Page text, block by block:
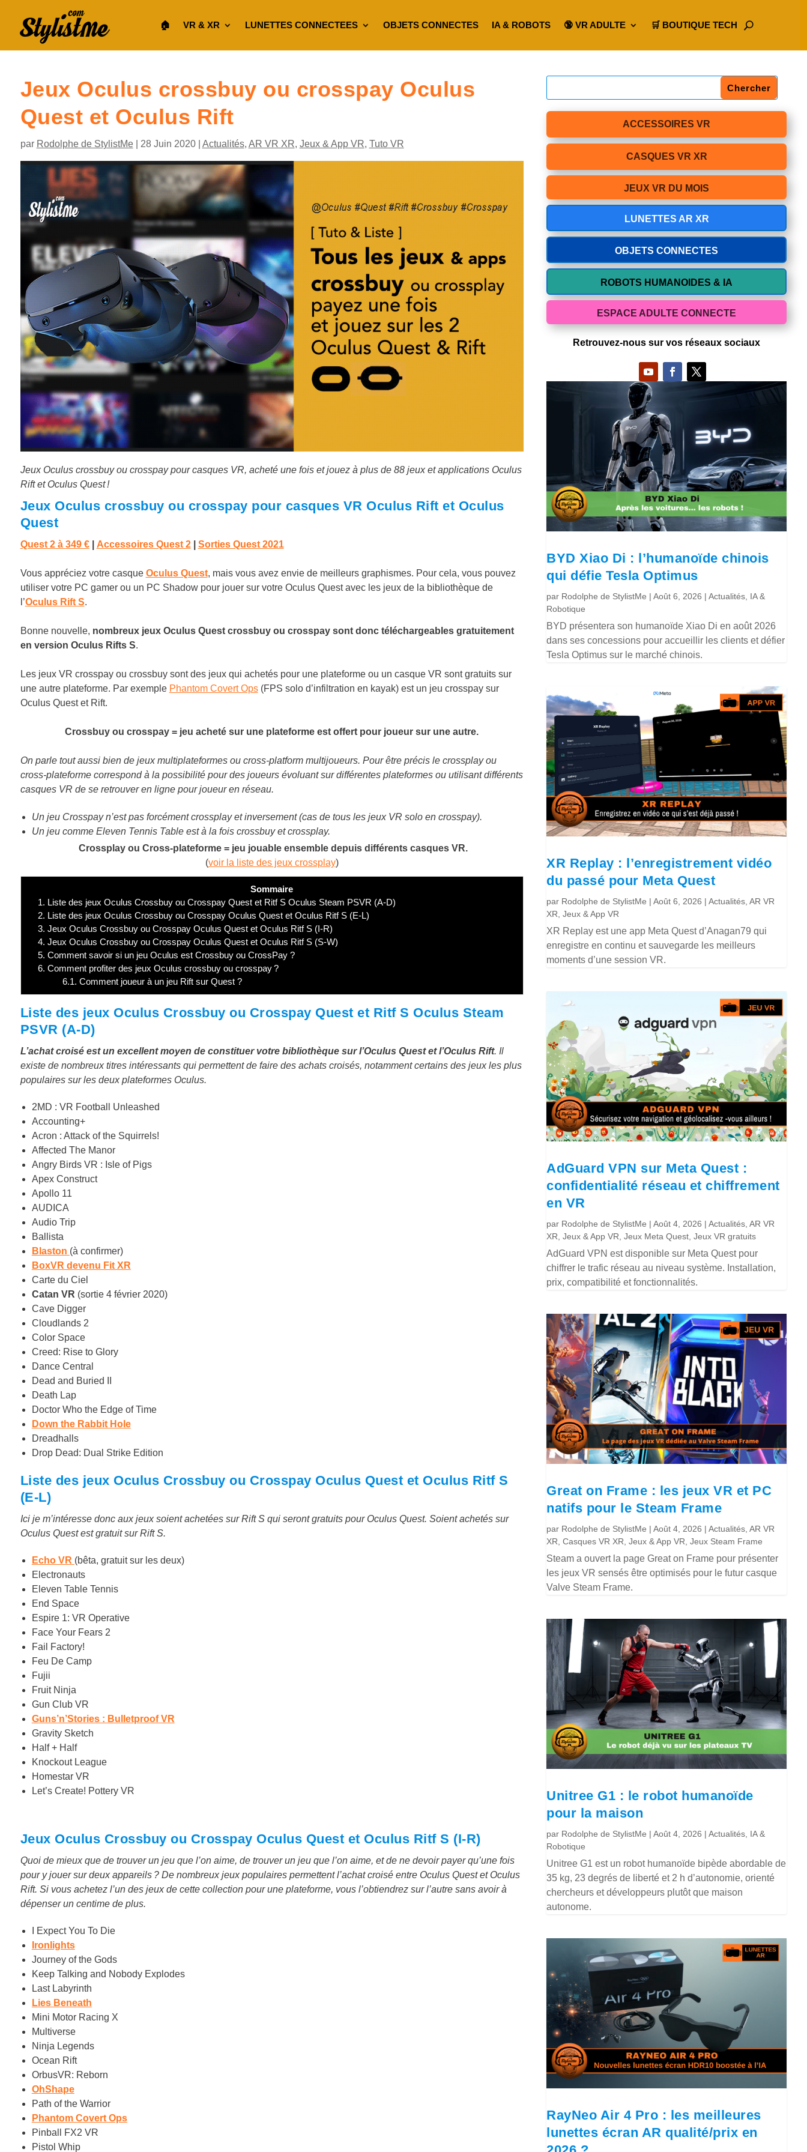
🏠︎ VR & XR LUNETTES CONNECTEES OBJETS CONNECTES IA & ROBOTS 🔞 VR ADULTE 🛒 BOUTIQUE TECH
Jeux Oculus crossbuy ou crosspay Oculus
Quest et Oculus Rift
par Rodolphe de StylistMe| 28 Juin 2020| Actualités, AR VR XR, Jeux & App VR, Tuto VR
Jeux Oculus crossbuy ou crosspay pour casques VR, acheté une fois et jouez à plus de 88 jeux et applications Oculus
Rift et Oculus Quest !
Jeux Oculus crossbuy ou crosspay pour casques VR Oculus Rift et Oculus
Quest
Quest 2 à 349 €| Accessoires Quest 2 Sorties Quest 2021
Vous appréciez votre casque Oculus Quest, mais vous avez envie de meilleurs graphismes. Pour cela, vous pouvez
utiliser votre PC gamer ou un PC Shadow pour jouer sur votre Oculus Quest avec les jeux de la bibliothèque de
l’Oculus Rift S.
Bonne nouvelle, nombreux jeux Oculus Quest crossbuy ou crosspay sont donc téléchargeables gratuitement
en version Oculus Rifts S.
Les jeux VR crosspay ou crossbuy sont des jeux qui achetés pour une plateforme ou un casque VR sont gratuits sur
une autre plateforme. Par exemple Phantom Covert Ops(FPS solo d’infiltration en kayak) est un jeu crosspay sur
Oculus Quest et Rift.
Crossbuy ou crosspay = jeu acheté sur une plateforme est offert pour joueur sur une autre.
On parle tout aussi bien de jeux multiplateformes ou cross-platform multijoueurs. Pour être précis le crossplay ou
cross-plateforme correspond à la possibilité pour des joueurs évoluant sur différentes plateformes ou utilisant différents
casques VR de se retrouver en ligne pour joueur en réseau.
Un jeu Crosspay n’est pas forcément crossplay et inversement (cas de tous les jeux VR solo en crosspay).
Un jeu comme Eleven Tennis Table est à la fois crossbuy et crossplay.
Crossplay ou Cross-plateforme = jeu jouable ensemble depuis différents casques VR.
(voir la liste des jeux crossplay)
Sommaire
1. Liste des jeux Oculus Crossbuy ou Crosspay Quest et Ritf S Oculus Steam PSVR (A-D)
2. Liste des jeux Oculus Crossbuy ou Crosspay Oculus Quest et Oculus Ritf S (E-L)
3. Jeux Oculus Crossbuy ou Crosspay Oculus Quest et Oculus Ritf S (I-R)
4. Jeux Oculus Crossbuy ou Crosspay Oculus Quest et Oculus Ritf S (S-W)
5. Comment savoir si un jeu Oculus est Crossbuy ou CrossPay ?
6. Comment profiter des jeux Oculus crossbuy ou crosspay ?
6.1. Comment joueur à un jeu Rift sur Quest ?
Liste des jeux Oculus Crossbuy ou Crosspay Quest et Ritf S Oculus Steam
PSVR (A-D)
L’achat croisé est un excellent moyen de constituer votre bibliothèque sur l’Oculus Quest et l’Oculus Rift. Il
existe de nombreux titres intéressants qui permettent de faire des achats croisés, notamment certains des jeux les plus
populaires sur les deux plateformes Oculus.
2MD : VR Football Unleashed
Accounting+
Acron : Attack of the Squirrels!
Affected The Manor
Angry Birds VR : Isle of Pigs
Apex Construct
Apollo 11
AUDICA
Audio Trip
Ballista
Blaston (à confirmer)
BoxVR devenu Fit XR
Carte du Ciel
Catan VR (sortie 4 février 2020)
Cave Digger
Cloudlands 2
Color Space
Creed: Rise to Glory
Dance Central
Dead and Buried II
Death Lap
Doctor Who the Edge of Time
Down the Rabbit Hole
Dreadhalls
Drop Dead: Dual Strike Edition
Liste des jeux Oculus Crossbuy ou Crosspay Oculus Quest et Oculus Ritf S
(E-L)
Ici je m’intéresse donc aux jeux soient achetées sur Rift S qui seront gratuits pour Oculus Quest. Soient achetés sur
Oculus Quest est gratuit sur Rift S.
Echo VR (bêta, gratuit sur les deux)
Electronauts
Eleven Table Tennis
End Space
Espire 1: VR Operative
Face Your Fears 2
Fail Factory!
Feu De Camp
Fujii
Fruit Ninja
Gun Club VR
Guns’n’Stories : Bulletproof VR
Gravity Sketch
Half + Half
Knockout League
Homestar VR
Let’s Create! Pottery VR
Jeux Oculus Crossbuy ou Crosspay Oculus Quest et Oculus Ritf S (I-R)
Quoi de mieux que de trouver un jeu que l’on aime, de trouver un jeu que l’on aime, et de ne devoir payer qu’une fois
pour y jouer sur deux appareils ? De nombreux jeux populaires permettent l’achat croisé entre Oculus Quest et Oculus
Rift. Si vous achetez l’un des jeux de cette collection pour une plateforme, vous l’obtiendrez sur l’autre sans avoir à
dépenser un centime de plus.
I Expect You To Die
Ironlights
Journey of the Gods
Keep Talking and Nobody Explodes
Last Labyrinth
Lies Beneath
Mini Motor Racing X
Multiverse
Ninja Legends
Ocean Rift
OrbusVR: Reborn
OhShape
Path of the Warrior
Phantom Covert Ops
Pinball FX2 VR
Pistol Whip
ACCESSOIRES VR
CASQUES VR XR
JEUX VR DU MOIS
LUNETTES AR XR
OBJETS CONNECTES
ROBOTS HUMANOIDES & IA
ESPACE ADULTE CONNECTE
Retrouvez-nous sur vos réseaux sociaux
BYD Xiao Di : l’humanoïde chinois
qui défie Tesla Optimus
par Rodolphe de StylistMe |Août 6, 2026 |Actualités IA &
Robotique
BYD présentera son humanoïde Xiao Di en août 2026
dans ses concessions pour accueillir les clients et défier
Tesla Optimus sur le marché chinois.
XR Replay : l’enregistrement vidéo
du passé pour Meta Quest
par Rodolphe de StylistMe |Août 6, 2026 |Actualités ,AR VR
XR ,Jeux & App VR
XR Replay est une app Meta Quest d’Anagan79 qui
enregistre en continu et sauvegarde les meilleurs
moments d’une session VR.
AdGuard VPN sur Meta Quest :
confidentialité réseau et chiffrement
en VR
par Rodolphe de StylistMe |Août 4, 2026 |Actualités ,AR VR
XR ,Jeux & App VR ,Jeux Meta Quest ,Jeux VR gratuits
AdGuard VPN est disponible sur Meta Quest pour
chiffrer le trafic réseau au niveau système. Installation,
prix, compatibilité et fonctionnalités.
Great on Frame : les jeux VR et PC
natifs pour le Steam Frame
par Rodolphe de StylistMe |Août 4, 2026 |Actualités ,AR VR
XR ,Casques VR XR ,Jeux & App VR ,Jeux Steam Frame
Steam a ouvert la page Great on Frame pour présenter
les jeux VR sensés être optimisés pour le futur casque
Valve Steam Frame.
Unitree G1 : le robot humanoïde
pour la maison
par Rodolphe de StylistMe |Août 4, 2026 |Actualités IA &
Robotique
Unitree G1 est un robot humanoïde bipède abordable de
35 kg, 23 degrés de liberté et 2 h d’autonomie, orienté
chercheurs et développeurs plutôt que maison
autonome.
RayNeo Air 4 Pro : les meilleures
lunettes écran AR qualité/prix en